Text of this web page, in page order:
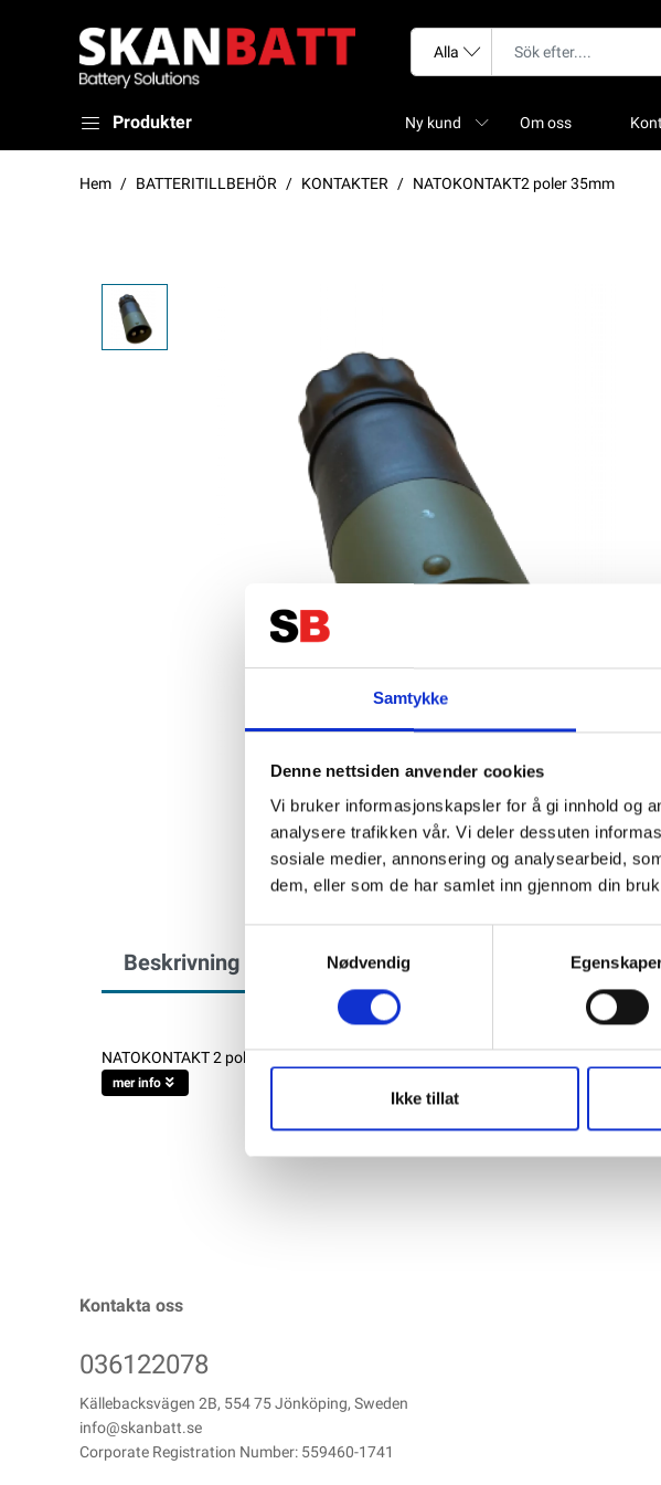
Samtykke
Denne nettsiden anvender cookies
Vi bruker informasjonskapsler for å gi innhold og
analysere trafikken vår. Vi deler dessuten
sosiale medier, annonsering og analysearbeid,
dem, eller som de har samlet inn gjennom din
Nødvendig
Ikke tillat
Produkter Ny kund Om oss
Hem BATTERITILLBEHÖR KONTAKTER NATOKONTAKT2 poler 35mm
Beskrivning
NATOKONTAKT 2 poler 35mm, aluminium
mer info
Kontakta oss
036122078
Källebacksvägen 2B, 554 75 Jönköping, Sweden
info@skanbatt.se
Corporate Registration Number: 559460-1741